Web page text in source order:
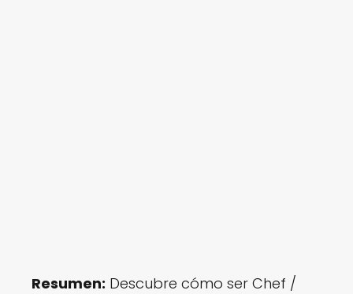
Resumen: Descubre cómo ser Chef /